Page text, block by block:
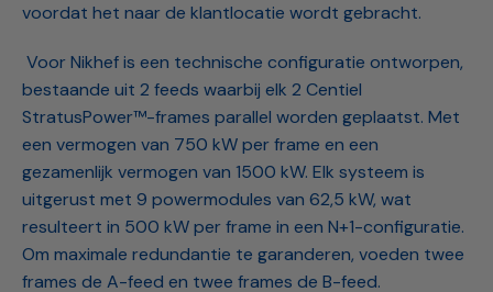
voordat het naar de klantlocatie wordt gebracht.
Voor Nikhef is een technische configuratie ontworpen,
bestaande uit 2 feeds waarbij elk 2 Centiel
StratusPower™-frames parallel worden geplaatst. Met
een vermogen van 750 kW per frame en een
gezamenlijk vermogen van 1500 kW. Elk systeem is
uitgerust met 9 powermodules van 62,5 kW, wat
resulteert in 500 kW per frame in een N+1-configuratie.
Om maximale redundantie te garanderen, voeden twee
frames de A-feed en twee frames de B-feed.